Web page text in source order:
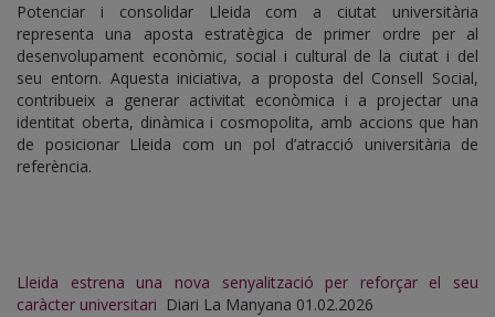
Potenciar i consolidar Lleida com a ciutat universitària
representa una aposta estratègica de primer ordre per al
desenvolupament econòmic, social i cultural de la ciutat i del
seu entorn. Aquesta iniciativa, a proposta del Consell Social,
contribueix a generar activitat econòmica i a projectar una
identitat oberta, dinàmica i cosmopolita, amb accions que han
de posicionar Lleida com un pol d’atracció universitària de
referència.
Lleida estrena una nova senyalització per reforçar el seu
caràcter universitari Diari La Manyana 01.02.2026